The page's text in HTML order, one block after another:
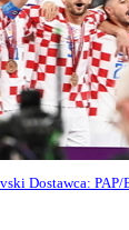
Chorwaci celebrują zwycięstwo, fot. EPA/Georgi Licovski